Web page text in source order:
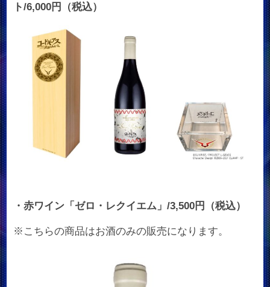
ト/6,000円（税込）
・赤ワイン「ゼロ・レクイエム」/3,500円（税込）
※こちらの商品はお酒のみの販売になります。